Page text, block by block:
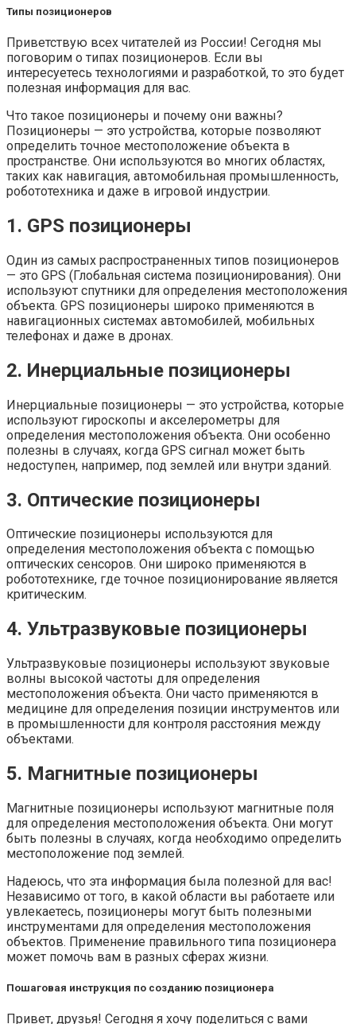
Типы позиционеров
Приветствую всех читателей из России! Сегодня мы
поговорим о типах позиционеров. Если вы
интересуетесь технологиями и разработкой, то это будет
полезная информация для вас.
Что такое позиционеры и почему они важны?
Позиционеры — это устройства, которые позволяют
определить точное местоположение объекта в
пространстве. Они используются во многих областях,
таких как навигация, автомобильная промышленность,
робототехника и даже в игровой индустрии.
1. GPS позиционеры
Один из самых распространенных типов позиционеров
— это GPS (Глобальная система позиционирования). Они
используют спутники для определения местоположения
объекта. GPS позиционеры широко применяются в
навигационных системах автомобилей, мобильных
телефонах и даже в дронах.
2. Инерциальные позиционеры
Инерциальные позиционеры — это устройства, которые
используют гироскопы и акселерометры для
определения местоположения объекта. Они особенно
полезны в случаях, когда GPS сигнал может быть
недоступен, например, под землей или внутри зданий.
3. Оптические позиционеры
Оптические позиционеры используются для
определения местоположения объекта с помощью
оптических сенсоров. Они широко применяются в
робототехнике, где точное позиционирование является
критическим.
4. Ультразвуковые позиционеры
Ультразвуковые позиционеры используют звуковые
волны высокой частоты для определения
местоположения объекта. Они часто применяются в
медицине для определения позиции инструментов или
в промышленности для контроля расстояния между
объектами.
5. Магнитные позиционеры
Магнитные позиционеры используют магнитные поля
для определения местоположения объекта. Они могут
быть полезны в случаях, когда необходимо определить
местоположение под землей.
Надеюсь, что эта информация была полезной для вас!
Независимо от того, в какой области вы работаете или
увлекаетесь, позиционеры могут быть полезными
инструментами для определения местоположения
объектов. Применение правильного типа позиционера
может помочь вам в разных сферах жизни.
Пошаговая инструкция по созданию позиционера
Привет, друзья! Сегодня я хочу поделиться с вами